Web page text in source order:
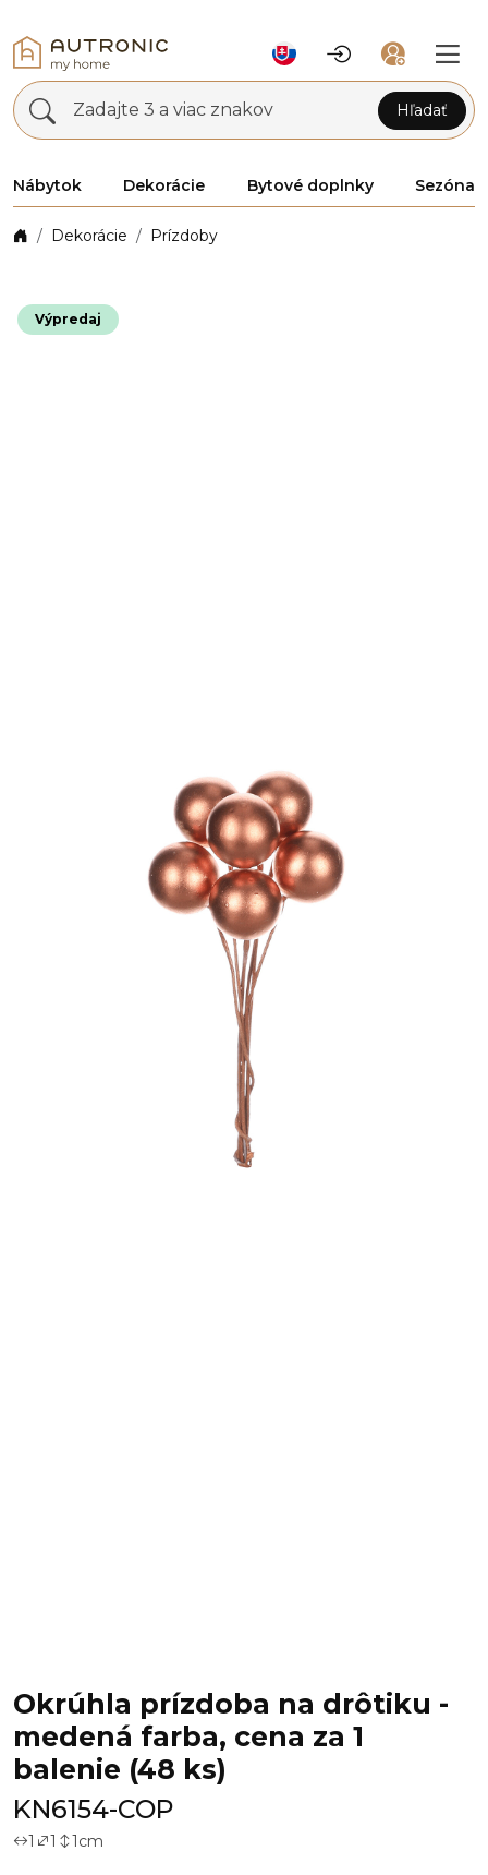
Zadajte 3 a viac znakov Hľadať
Nábytok Dekorácie Bytové doplnky Sezóna
Dekorácie Prízdoby
Výpredaj
Okrúhla prízdoba na drôtiku -
medená farba, cena za 1
balenie (48 ks)
KN6154-COP
1 1 1cm